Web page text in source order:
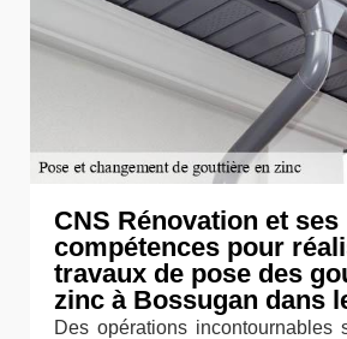
CNS Rénovation et ses
compétences pour
travaux de pose des
zinc à Bossugan dans
Des opérations incontournables